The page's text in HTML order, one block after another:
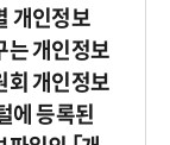
개인정보
는 개인정보
회 개인정보
에 등록된